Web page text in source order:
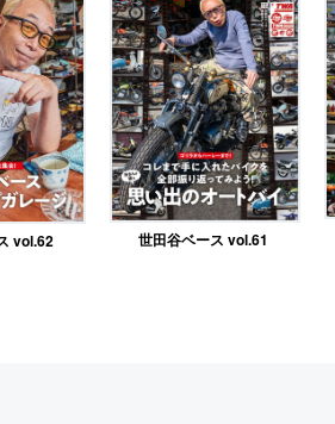
vol.62 世田谷ベース vol.61